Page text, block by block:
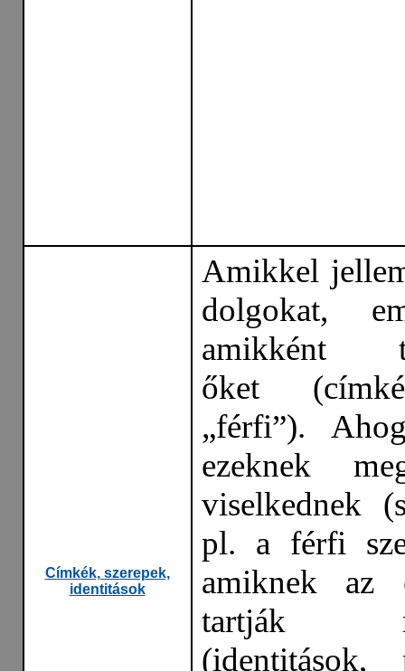
Címkék, szerepek,
identitások
Amikkel
dolgokat,
amikként
őket
„férfi”).
ezeknek
viselkednek
pl. a férfi
amiknek az
tartják